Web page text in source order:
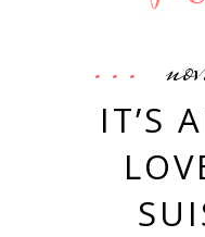
IT’S